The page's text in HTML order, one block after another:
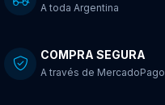
A toda Argentina
COMPRA SEGURA
A través de MercadoPago